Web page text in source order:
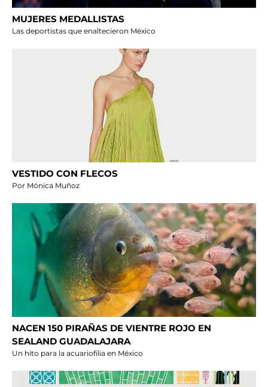
MUJERES MEDALLISTAS
Las deportistas que enaltecieron México
VESTIDO CON FLECOS
Por Mónica Muñoz
NACEN 150 PIRAÑAS DE VIENTRE ROJO EN
SEALAND GUADALAJARA
Un hito para la acuariofilia en México